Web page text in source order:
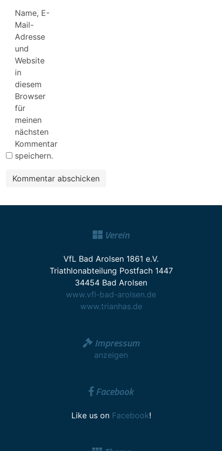
Name, E-
Mail-
Adresse
und
Website
in
diesem
Browser
für
meinen
nächsten
Kommentar
speichern.
Verein
VfL Bad Arolsen 1861 e.V.
Triathlonabteilung Postfach 1447
34454 Bad Arolsen
www.vfl-bad-arolsen.de
www.trianhas.de
Impressum
anzeigen
Facebook
Like us on Facebook!